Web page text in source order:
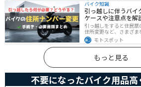
ことが可能です。この
ュックを安全に使う方法
バイク知識
引っ越しに伴うバイ
ケースや注意点を解
引っ越しをすると住民
住所変更など、さまざ
イク乗りの場合は、住
イクに関する手続きも
要な手続きや手順がわか
いでしょうか。ライダ
を変えないといけない
に乗る場合、どんな手続
っ越したけど忙しくて
ない・・・今回はこの
モトスポット
もっと見る
不要になったバイク用品高